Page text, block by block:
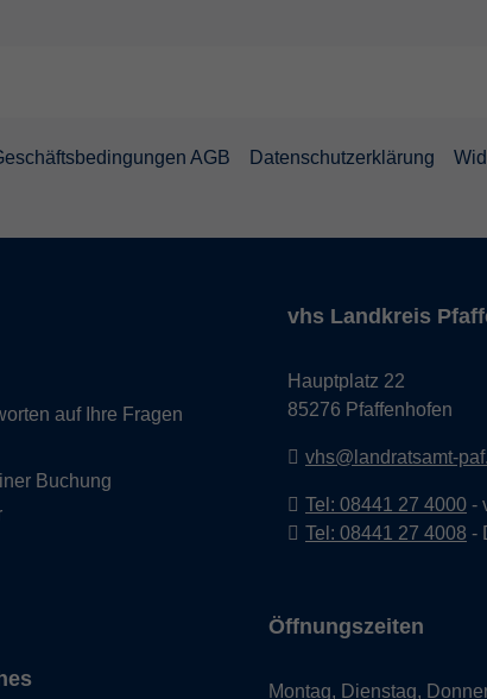
AGB Datenschutzerklärung
auf Ihre Fragen
Buchung
vhs Landkreis
Hauptplatz 22
85276 Pfaffenhofen
vhs@landratsamt-
Tel: 08441 27 4000 -
Tel: 08441 27 4008 -
Öffnungszeiten
Montag, Dienstag,